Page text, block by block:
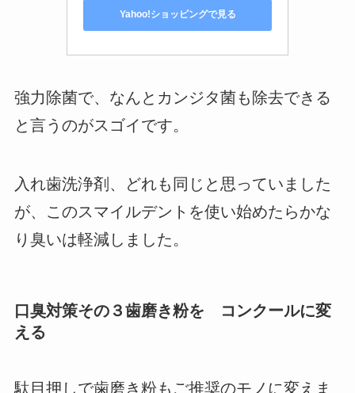
Yahoo!ショッピングで見る
強力除菌で、なんとカンジタ菌も除去できる
と言うのがスゴイです。
入れ歯洗浄剤、どれも同じと思っていました
が、このスマイルデントを使い始めたらかな
り臭いは軽減しました。
口臭対策その３歯磨き粉を コンクールに変
える
駄目押しで歯磨き粉もご推奨のモノに変えま